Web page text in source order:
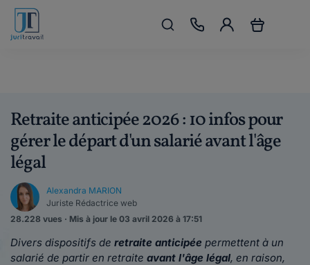
Retraite anticipée 2026 : 10 infos pour
gérer le départ d'un salarié avant l'âge
légal
Alexandra MARION
Juriste Rédactrice web
28.228 vues · Mis à jour le 03 avril 2026 à 17:51
Divers dispositifs de retraite anticipée permettent à un
salarié de partir en retraite avant l'âge légal, en raison,